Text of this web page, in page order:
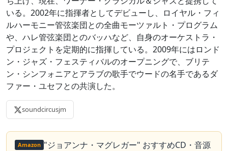
いる。2002年に指揮者としてデビューし、ロイヤル・フィ
ルハーモニー管弦楽団との全曲モーツァルト・プログラム
や、ハレ管弦楽団とのバッハなど、自身のオーケストラ・
プロジェクトを定期的に指揮している。2009年にはロンド
ン・ジャズ・フェスティバルのオープニングで、ブリテ
ン・シンフォニアとアラブの歌手でウードの名手であるダ
ファー・ユセフとの共演した。
soundcircusjm
Amazon "ジョアンナ・マグレガー" おすすめCD・音源